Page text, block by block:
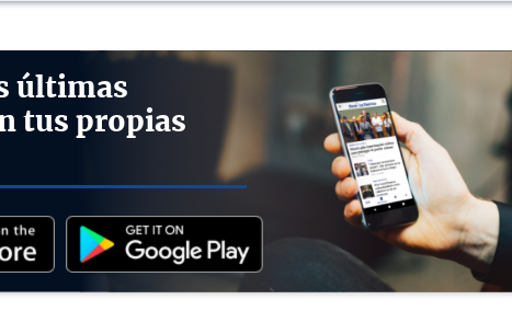
últimas
tus propias